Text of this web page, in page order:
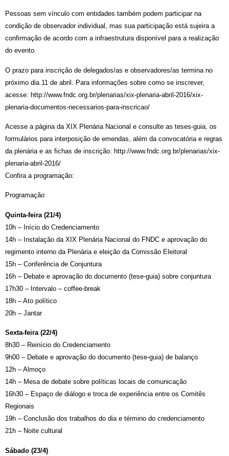
Pessoas sem vínculo com entidades também podem participar na
condição de observador individual, mas sua participação está sujeira a
confirmação de acordo com a infraestrutura disponível para a realização
do evento.
O prazo para inscrição de delegados/as e observadores/as termina no
próximo dia 11 de abril. Para informações sobre como se inscrever,
acesse: http://www.fndc.org.br/plenarias/xix-plenaria-abril-2016/xix-
plenaria-documentos-necessarios-para-inscricao/
Acesse a página da XIX Plenária Nacional e consulte as teses-guia, os
formulários para interposição de emendas, além da convocatória e regras
da plenária e as fichas de inscrição: http://www.fndc.org.br/plenarias/xix-
plenaria-abril-2016/
Confira a programação:
Programação
Quinta-feira (21/4)
10h – Início do Credenciamento
14h – Instalação da XIX Plenária Nacional do FNDC e aprovação do
regimento interno da Plenária e eleição da Comissão Eleitoral
15h – Conferência de Conjuntura
16h – Debate e aprovação do documento (tese-guia) sobre conjuntura
17h30 – Intervalo – coffee-break
18h – Ato político
20h – Jantar
Sexta-feira (22/4)
8h30 – Reinício do Credenciamento
9h00 – Debate e aprovação do documento (tese-guia) de balanço
12h – Almoço
14h – Mesa de debate sobre políticas locais de comunicação
16h30 – Espaço de diálogo e troca de experiência entre os Comitês
Regionais
19h – Conclusão dos trabalhos do dia e término do credenciamento
21h – Noite cultural
Sábado (23/4)